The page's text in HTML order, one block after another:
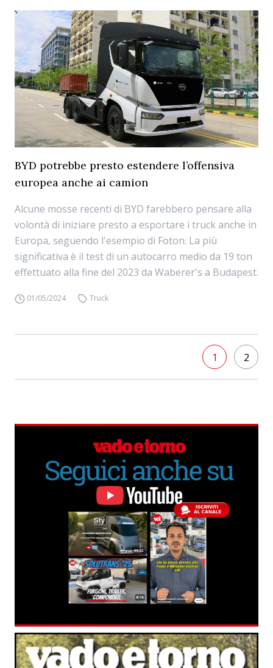
BYD potrebbe presto estendere l’offensiva
europea anche ai camion
Alcune mosse recenti di BYD farebbero pensare alla
volontà di iniziare presto a esportare i truck anche in
Europa, seguendo l'esempio di Foton. La più
significativa è il test di un autocarro medio da 19 ton
effettuato alla fine del 2023 da Waberer's a Budapest.
01/05/2024 Truck
1 2